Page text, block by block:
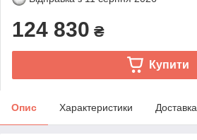
124 830 ₴
Купити
Опис Характеристики Доставка